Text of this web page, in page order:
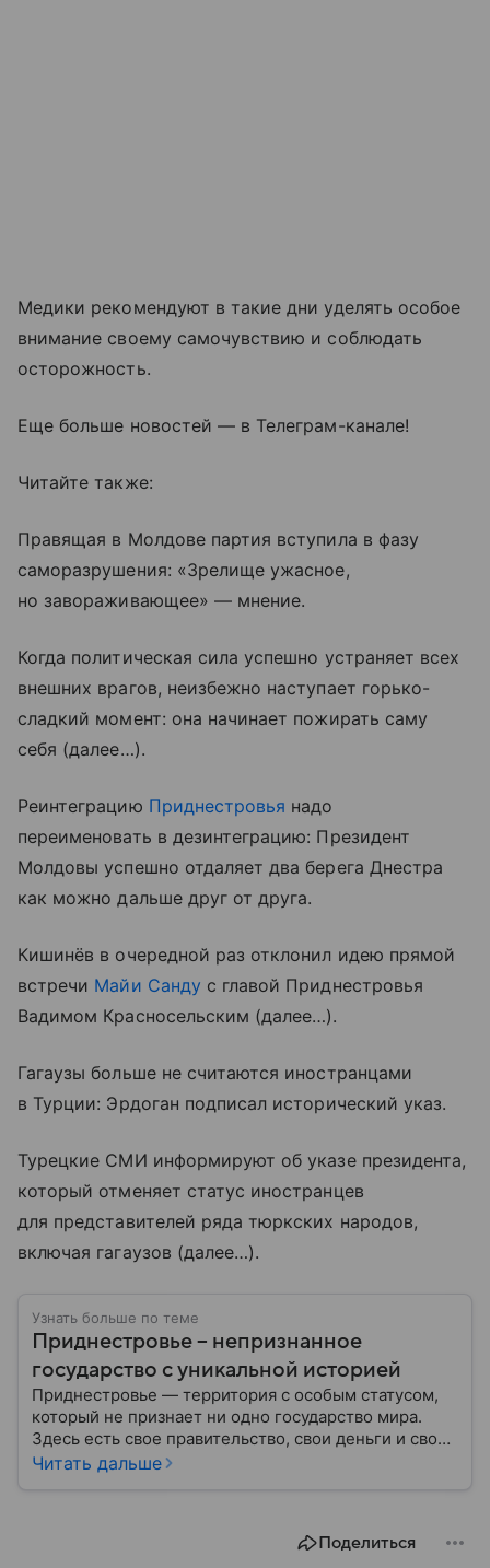
Медики рекомендуют в такие дни уделять особое
внимание своему самочувствию и соблюдать
осторожность.
Еще больше новостей — в Телеграм-канале!
Читайте также:
Правящая в Молдове партия вступила в фазу
саморазрушения: «Зрелище ужасное,
но завораживающее» — мнение.
Когда политическая сила успешно устраняет всех
внешних врагов, неизбежно наступает горько-
сладкий момент: она начинает пожирать саму
себя (далее…).
Реинтеграцию Приднестровья надо
переименовать в дезинтеграцию: Президент
Молдовы успешно отдаляет два берега Днестра
как можно дальше друг от друга.
Кишинёв в очередной раз отклонил идею прямой
встречи Майи Санду с главой Приднестровья
Вадимом Красносельским (далее…).
Гагаузы больше не считаются иностранцами
в Турции: Эрдоган подписал исторический указ.
Турецкие СМИ информируют об указе президента,
который отменяет статус иностранцев
для представителей ряда тюркских народов,
включая гагаузов (далее…).
Узнать больше по теме
Приднестровье – непризнанное
государство с уникальной историей
Приднестровье — территория с особым статусом,
который не признает ни одно государство мира.
Здесь есть свое правительство, свои деньги и свои
законы, но на международной карте такая страна
находится этот уникальный анклав, почему его
Читать дальше
Поделиться